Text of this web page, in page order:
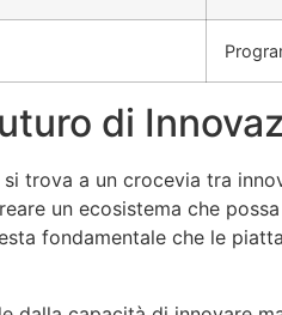
di
trova a un crocevia tra
un ecosistema che
fondamentale che le